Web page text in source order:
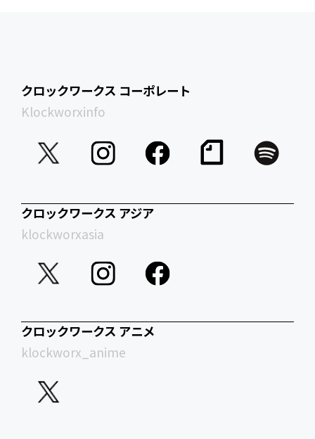
クロックワークス コーポレート
Klockworxinfo
クロックワークス アジア
klockworxasia
クロックワークス アニメ
klockworx_anime